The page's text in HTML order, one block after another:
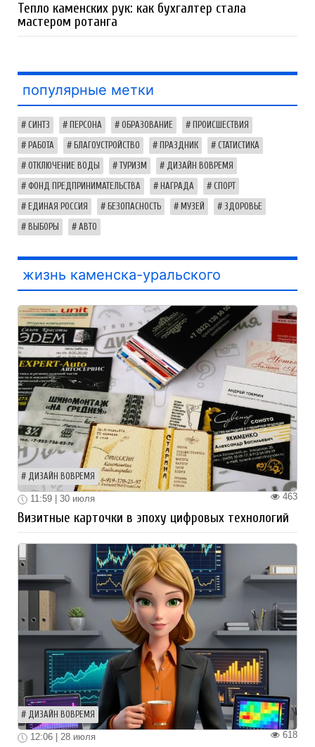
Тепло каменских рук: как бухгалтер стала
мастером ротанга
популярные метки
СИНТЗ ПЕРСОНА ОБРАЗОВАНИЕ ПРОИСШЕСТВИЯ
РАБОТА БЛАГОУСТРОЙСТВО ПРАЗДНИК СТАТИСТИКА
ОТКЛЮЧЕНИЕ ВОДЫ ТУРИЗМ ДИЗАЙН ВОВРЕМЯ
ФОНД ПРЕДПРИНИМАТЕЛЬСТВА НАГРАДА СПОРТ
ЕДИНАЯ РОССИЯ БЕЗОПАСНОСТЬ МУЗЕЙ ЗДОРОВЬЕ
ВЫБОРЫ АВТО
жизнь каменска-уральского
ДИЗАЙН ВОВРЕМЯ
463
11:59 | 30 июля
Визитные карточки в эпоху цифровых технологий
ДИЗАЙН ВОВРЕМЯ
618
12:06 | 28 июля